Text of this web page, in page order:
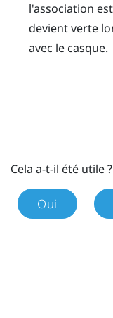
l'association
devient verte
avec le casque.
Cela a-t-il été utile ?
Oui